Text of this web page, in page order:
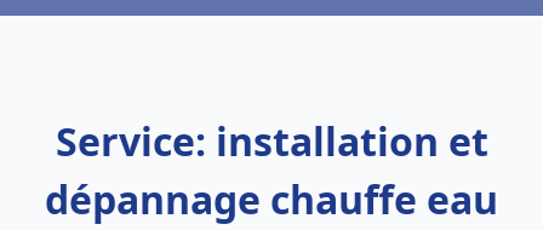
Service: installation et
dépannage chauffe eau